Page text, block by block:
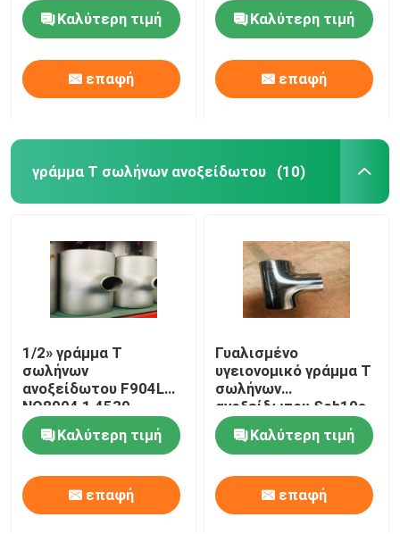
Καλύτερη τιμή
επαφή
Καλύτερη τιμή
επαφή
γράμμα Τ σωλήνων ανοξείδωτου (10)
1/2» γράμμα Τ
σωλήνων
ανοξείδωτου F904L
NO8904 1,4539
Καλύτερη τιμή
επαφή
Γυαλισμένο
υγειονομικό γράμμα Τ
σωλήνων
ανοξείδωτου Sch10s
304L
Καλύτερη τιμή
επαφή